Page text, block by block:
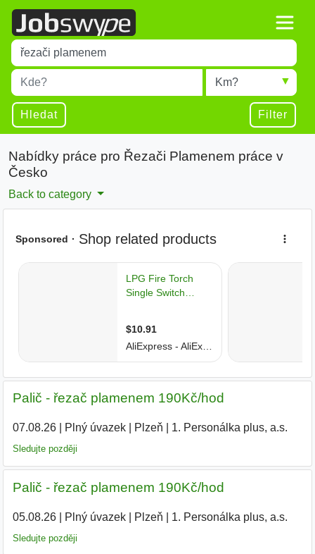
Title
Type 1 or more characters for results.
Místo
Type 1 or more characters for results.
Radius
Hledat Filter
Nabídky práce pro Řezači Plamenem práce v
Česko
Back to category
Palič - řezač plamenem 190Kč/hod
07.08.26| Plný úvazek| Plzeň 1. Personálka plus, a.s.
Sledujte později
Palič - řezač plamenem 190Kč/hod
05.08.26| Plný úvazek| Plzeň 1. Personálka plus, a.s.
Sledujte později